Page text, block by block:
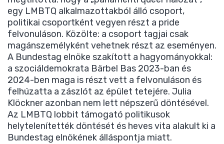
egy LMBTQ alkalmazottakból álló csoport,
politikai csoportként vegyen részt a pride
felvonuláson. Közölte: a csoport tagjai csak
magánszemélyként vehetnek részt az eseményen.
A Bundestag elnöke szakított a hagyományokkal:
a szociáldemokrata Bärbel Bas 2023-ban és
2024-ben maga is részt vett a felvonuláson és
felhúzatta a zászlót az épület tetejére. Julia
Klöckner azonban nem lett népszerű döntésével.
Az LMBTQ lobbit támogató politikusok
helytelenítették döntését és heves vita alakult ki a
Bundestag elnökének álláspontja miatt.